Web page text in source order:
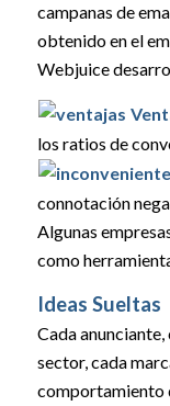
campanas de
obtenido en el
Webjuice
los ratios de
connotación
Algunas
como
Ideas Sueltas
Cada
sector, cada
comportamiento